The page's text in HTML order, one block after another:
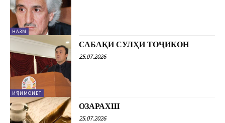
НАЗМ
ИҶТИМОИЁТ
САБАҚИ СУЛҲИ ТОҶИКОН
25.07.2026
ОЗАРАХШ
25.07.2026